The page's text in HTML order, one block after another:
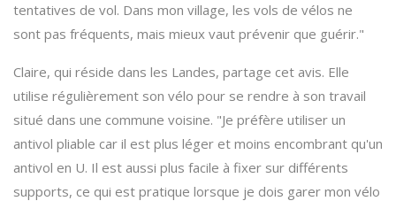
tentatives de vol. Dans mon village, les vols de vélos ne
sont pas fréquents, mais mieux vaut prévenir que guérir."
Claire, qui réside dans les Landes, partage cet avis. Elle
utilise régulièrement son vélo pour se rendre à son travail
situé dans une commune voisine. "Je préfère utiliser un
antivol pliable car il est plus léger et moins encombrant qu'un
antivol en U. Il est aussi plus facile à fixer sur différents
supports, ce qui est pratique lorsque je dois garer mon vélo